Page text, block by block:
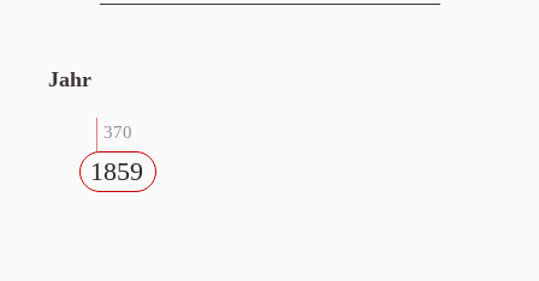
Jahr
370
1859